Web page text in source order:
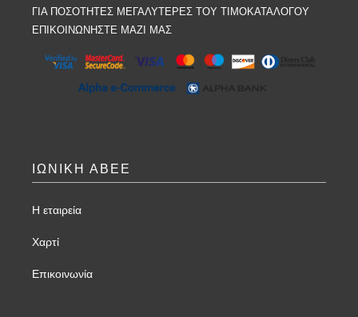
ΓΙΑ ΠΟΣΟΤΗΤΕΣ ΜΕΓΑΛΥΤΕΡΕΣ ΤΟΥ ΤΙΜΟΚΑΤΑΛΟΓΟΥ
ΕΠΙΚΟΙΝΩΝΗΣΤΕ ΜΑΖΙ ΜΑΣ
ΙΩΝΙΚΗ ΑΒΕΕ
Η εταιρεία
Χαρτί
Επικοινωνία